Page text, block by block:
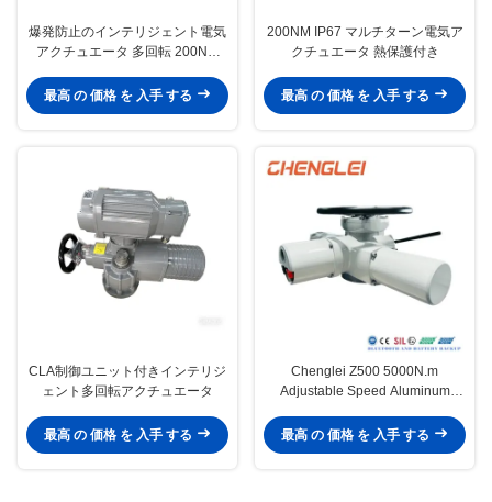
爆発防止のインテリジェント電気
アクチュエータ 多回転 200NM
最高 の 価格 を 入手 する
200NM IP67 マルチターン電気ア
クチュエータ 熱保護付き
最高 の 価格 を 入手 する
CLA制御ユニット付きインテリジ
ェント多回転アクチュエータ
最高 の 価格 を 入手 する
Chenglei Z500 5000N.m
Adjustable Speed Aluminum
for Valve Control
最高 の 価格 を 入手 する